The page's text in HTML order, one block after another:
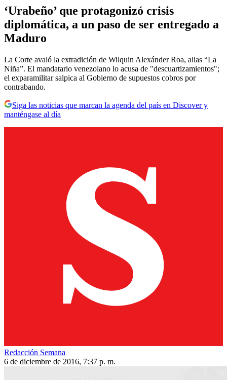
‘Urabeño’ que protagonizó crisis
diplomática, a un paso de ser entregado a
Maduro
La Corte avaló la extradición de Wilquin Alexánder Roa, alias “La
Niña”. El mandatario venezolano lo acusa de "descuartizamientos";
el exparamilitar salpica al Gobierno de supuestos cobros por
contrabando.
Siga las noticias que marcan la agenda del país en Discover y
manténgase al día
Redacción Semana
6 de diciembre de 2016, 7:37 p. m.